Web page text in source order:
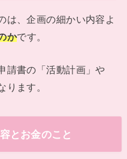
は、企画の細かい内容よ
かです。
請書の「活動計画」や
ます。
とお金のこと